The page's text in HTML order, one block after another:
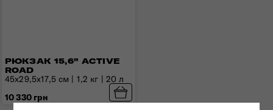
РЮКЗАК 15,6" ACTIVE
ROAD
45x29,5x17,5 см | 1,2 кг | 20 л
10 330 грн